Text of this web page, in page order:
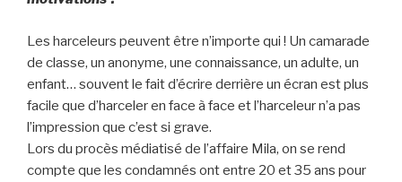
Les harceleurs peuvent être n’importe qui ! Un camarade
de classe, un anonyme, une connaissance, un adulte, un
enfant… souvent le fait d’écrire derrière un écran est plus
facile que d’harceler en face à face et l’harceleur n’a pas
l’impression que c’est si grave.
Lors du procès médiatisé de l’affaire Mila, on se rend
compte que les condamnés ont entre 20 et 35 ans pour